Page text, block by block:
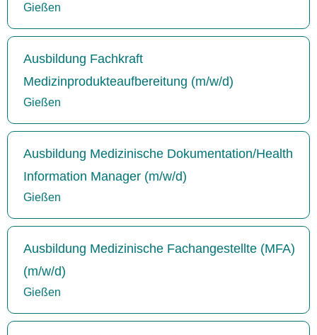
Gießen
Ausbildung Fachkraft
Medizinprodukteaufbereitung (m/w/d)
Gießen
Ausbildung Medizinische Dokumentation/Health
Information Manager (m/w/d)
Gießen
Ausbildung Medizinische Fachangestellte (MFA)
(m/w/d)
Gießen